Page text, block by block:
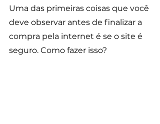
Uma das primeiras coisas que você
deve observar antes de finalizar a
compra pela internet é se o site é
seguro. Como fazer isso?